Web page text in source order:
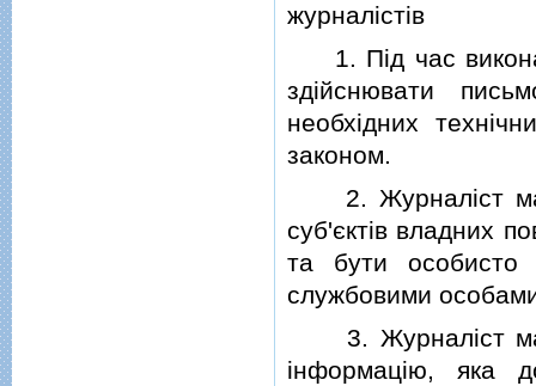
журналiстiв
1. Пiд час
здiйснювати
необхiдних
законом.
2. Журналiст має
суб'єктiв владних
та бути
службовими
3. Журналiст має
iнформацiю, яка